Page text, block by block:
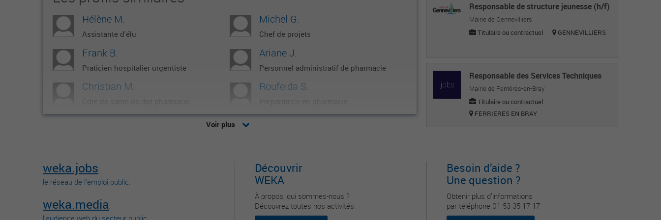
Hélène M.
Assistante d'élu
Michel G.
Chef de projets
Frank B.
Praticien hospitalier urgentiste
Ariane J.
Personnel administratif de pharmacie
Christian M. Roufeida S.
Elmire S. Sylvie M.
Directeur Cadre de santé
Voir plus
Responsable de structure jeunesse (h/f)
Mairie de Gennevilliers
Titulaire ou contractuel
GENNEVILLIERS
Responsable des Services Techniques
Mairie de Ferrières-en-Bray
Titulaire ou contractuel
FERRIERES EN BRAY
weka.jobs,
le réseau de l’emploi public.
weka.media,
l’audience web du secteur public.
Découvrir
WEKA
À propos, qui sommes-nous ?
Découvrez toutes nos activités.
Besoin d’aide ?
Une question ?
Obtenir plus d’informations
par téléphone 01 53 35 17 17